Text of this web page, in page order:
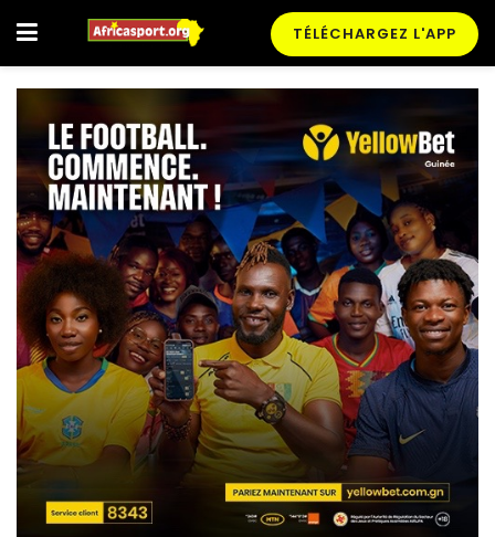
TÉLÉCHARGEZ L'APP